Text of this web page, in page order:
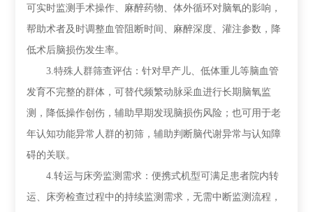
可实时监测手术操作、麻醉药物、体外循环对脑氧的影响，
帮助术者及时调整血管阻断时间、麻醉深度、灌注参数，降
低术后脑损伤发生率。
3.特殊人群筛查评估：针对早产儿、低体重儿等脑血管
发育不完整的群体，可替代频繁动脉采血进行长期脑氧监
测，降低操作创伤，辅助早期发现脑损伤风险；也可用于老
年认知功能异常人群的初筛，辅助判断脑代谢异常与认知障
碍的关联。
4.转运与床旁监测需求：便携式机型可满足患者院内转
运、床旁检查过程中的持续监测需求，无需中断监测流程，